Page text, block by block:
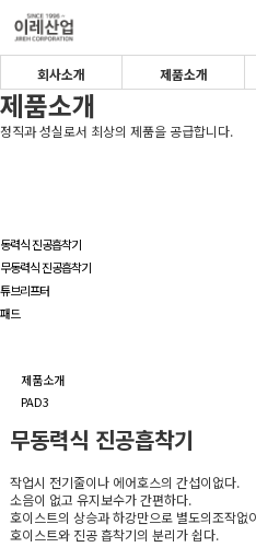
회사소개 제품소개
제품소개
정직과 성실로서 최상의 제품을 공급합니다.
동력식 진공흡착기
무동력식 진공흡착기
튜브리프터
패드
제품소개
PAD3
무동력식 진공흡착기
작업시 전기줄이나 에어호스의 간섭이없다.
소음이 없고 유지보수가 간편하다.
호이스트의 상승과 하강만으로 별도의조작없
호이스트와 진공 흡착기의 분리가 쉽다.